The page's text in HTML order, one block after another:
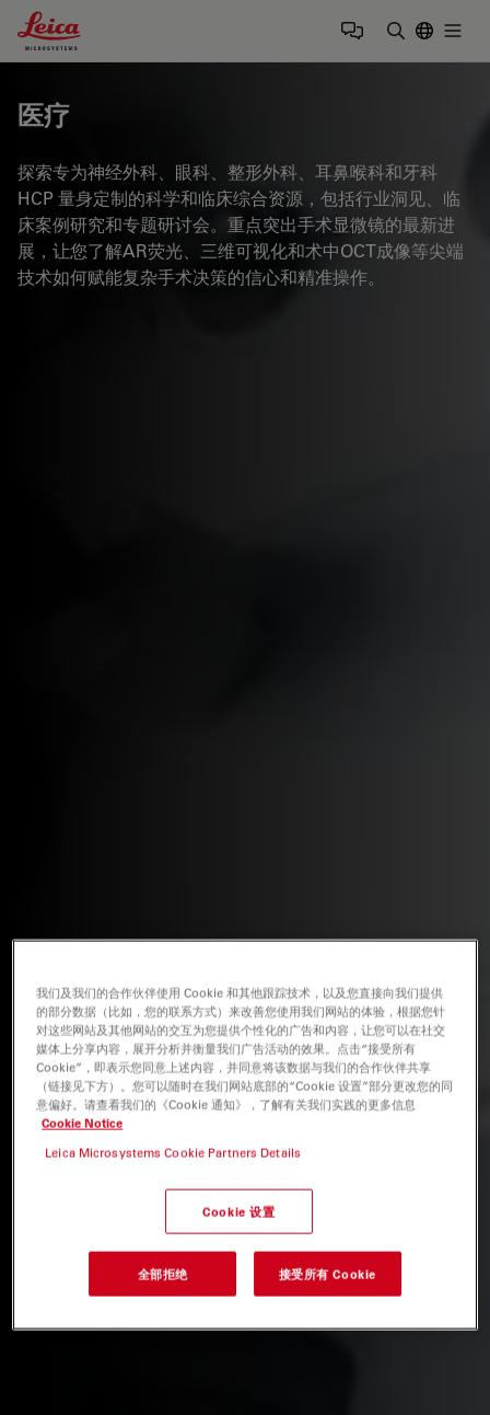
Leica Microsystems Logo
医疗
探索专为神经外科、眼科、整形外科、耳鼻喉科和牙科
HCP 量身定制的科学和临床综合资源，包括行业洞见、临
床案例研究和专题研讨会。重点突出手术显微镜的最新进
展，让您了解AR荧光、三维可视化和术中OCT成像等尖端
技术如何赋能复杂手术决策的信心和精准操作。
我们及我们的合作伙伴使用 Cookie 和其他跟踪技术，以及您直接向我们提供
的部分数据（比如，您的联系方式）来改善您使用我们网站的体验，根据您针
对这些网站及其他网站的交互为您提供个性化的广告和内容，让您可以在社交
媒体上分享内容，展开分析并衡量我们广告活动的效果。点击“接受所有
Cookie”，即表示您同意上述内容，并同意将该数据与我们的合作伙伴共享
（链接见下方）。您可以随时在我们网站底部的“Cookie 设置”部分更改您的同
意偏好。请查看我们的《Cookie 通知》，了解有关我们实践的更多信息
Cookie Notice
Leica Microsystems Cookie Partners Details
Cookie 设置
全部拒绝 接受所有 Cookie